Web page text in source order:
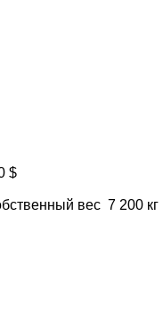
$
вес 7 200 кг